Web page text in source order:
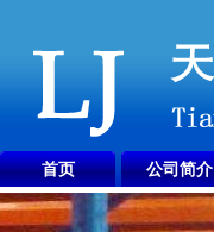
首页 公司简介